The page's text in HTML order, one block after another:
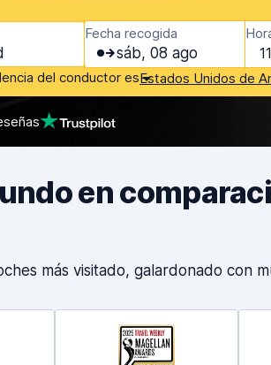
Fecha recogida
sáb, 08 ago
del conductor esEstados Unidos de
en
más visitado, galardonado con